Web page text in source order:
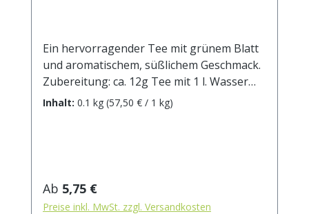
Ein hervorragender Tee mit grünem Blatt
und aromatischem, süßlichem Geschmack.
Zubereitung: ca. 12g Tee mit 1 l. Wasser
auf 90° abgekühlt, aufgiessen. Ziehzeit: ca.
Inhalt: 0.1 kg (57,50 € / 1 kg)
Regulärer Preis:
Ab 5,75 €
Preise inkl. MwSt. zzgl. Versandkosten